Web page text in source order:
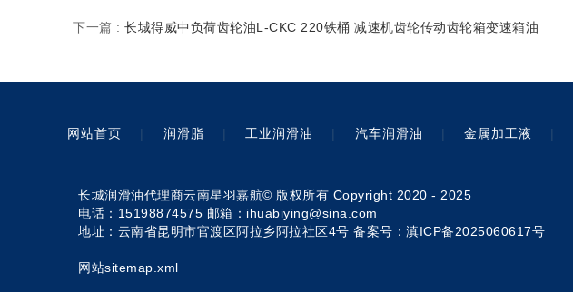
下一篇 : 长城得威中负荷齿轮油L-CKC 220铁桶 减速机齿轮传动齿轮箱变速箱油
网站首页 | 润滑脂 | 工业润滑油 | 汽车润滑油 | 金属加工液 |
长城润滑油代理商云南星羽嘉航© 版权所有 Copyright 2020 - 2025
电话：15198874575 邮箱：ihuabiying@sina.com
地址：云南省昆明市官渡区阿拉乡阿拉社区4号 备案号： 滇ICP备2025060617号
网站sitemap.xml